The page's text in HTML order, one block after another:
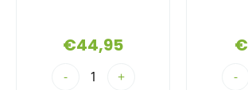
€44,95
- +
€
-